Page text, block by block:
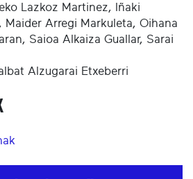
Lazkoz Martinez, Iñaki
Maider Arregi Markuleta, Oihana
Saioa Alkaiza Guallar, Sarai
Alzugarai Etxeberri